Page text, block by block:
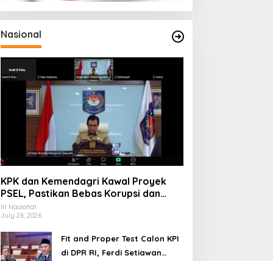
Nasional
KPK dan Kemendagri Kawal Proyek
PSEL, Pastikan Bebas Korupsi dan
Gunakan Teknologi Ramah
Lingkungan
In Nasional
July 26, 2026
Fit and Proper Test Calon KPI
di DPR RI, Ferdi Setiawan